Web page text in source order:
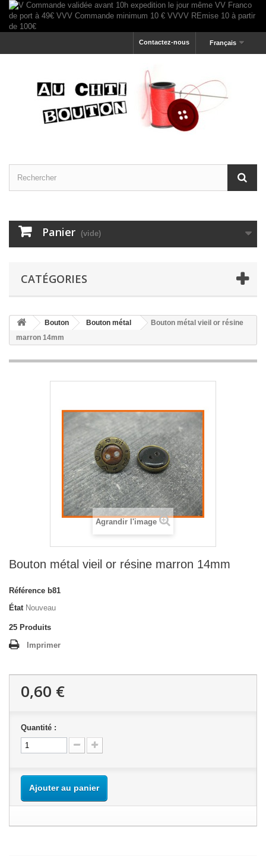
Français
Contactez-nous
Panier (vide)
CATÉGORIES
Bouton Bouton métal
Bouton métal vieil or résine
marron 14mm
Agrandir l'image
Bouton métal vieil or résine marron 14mm
Référence b81
État Nouveau
25 Produits
Imprimer
0,60 €
Quantité :
Ajouter au panier